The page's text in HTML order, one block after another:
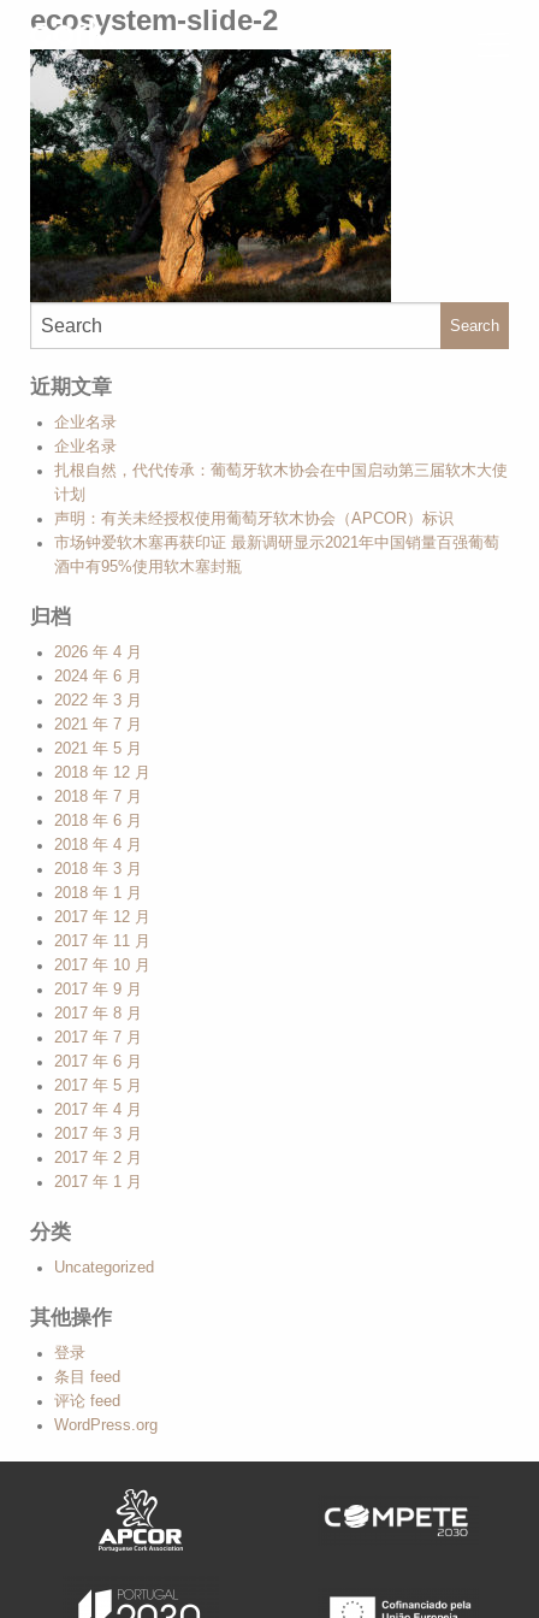
ecosystem-slide-2
Search
近期文章
企业名录
企业名录
扎根自然，代代传承：葡萄牙软木协会在中国启动第三届软木大使
计划
声明：有关未经授权使用葡萄牙软木协会（APCOR）标识
市场钟爱软木塞再获印证 最新调研显示2021年中国销量百强葡萄
酒中有95%使用软木塞封瓶
归档
2026 年 4 月
2024 年 6 月
2022 年 3 月
2021 年 7 月
2021 年 5 月
2018 年 12 月
2018 年 7 月
2018 年 6 月
2018 年 4 月
2018 年 3 月
2018 年 1 月
2017 年 12 月
2017 年 11 月
2017 年 10 月
2017 年 9 月
2017 年 8 月
2017 年 7 月
2017 年 6 月
2017 年 5 月
2017 年 4 月
2017 年 3 月
2017 年 2 月
2017 年 1 月
分类
Uncategorized
其他操作
登录
条目 feed
评论 feed
WordPress.org